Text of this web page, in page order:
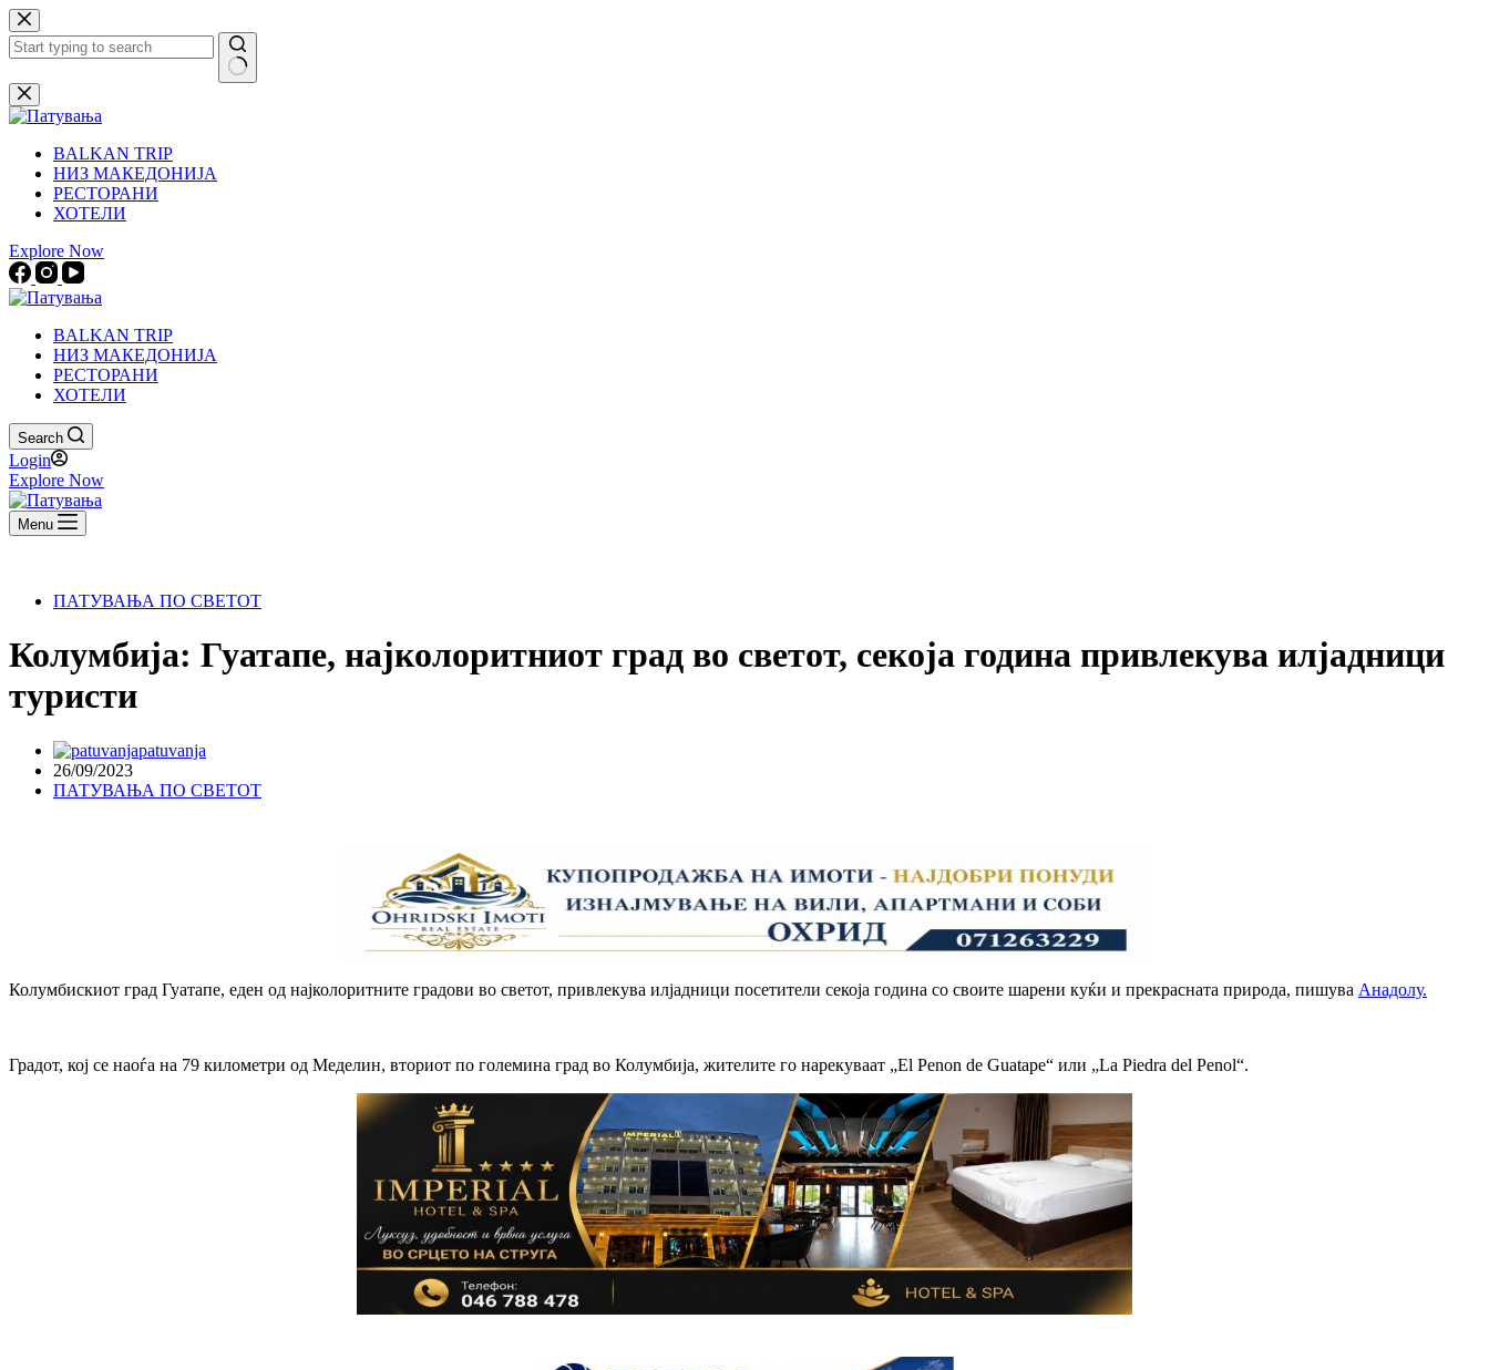
Skip
to
content
No
results
BALKAN TRIP
НИЗ МАКЕДОНИЈА
РЕСТОРАНИ
ХОТЕЛИ
Explore Now
BALKAN TRIP
НИЗ МАКЕДОНИЈА
РЕСТОРАНИ
ХОТЕЛИ
Search
Login
Explore Now
Menu
ПАТУВАЊА ПО СВЕТОТ
Колумбија: Гуатапе, најколоритниот град во светот, секоја година привлекува илјадници
туристи
patuvanja
26/09/2023
ПАТУВАЊА ПО СВЕТОТ
Колумбискиот град Гуатапе, еден од најколоритните градови во светот, привлекува илјадници посетители секоја година со своите шарени куќи и прекрасната природа, пишува Анадолу.
Градот, кој се наоѓа на 79 километри од Меделин, вториот по големина град во Колумбија, жителите го нарекуваат „El Penon de Guatape“ или „La Piedra del Penol“.